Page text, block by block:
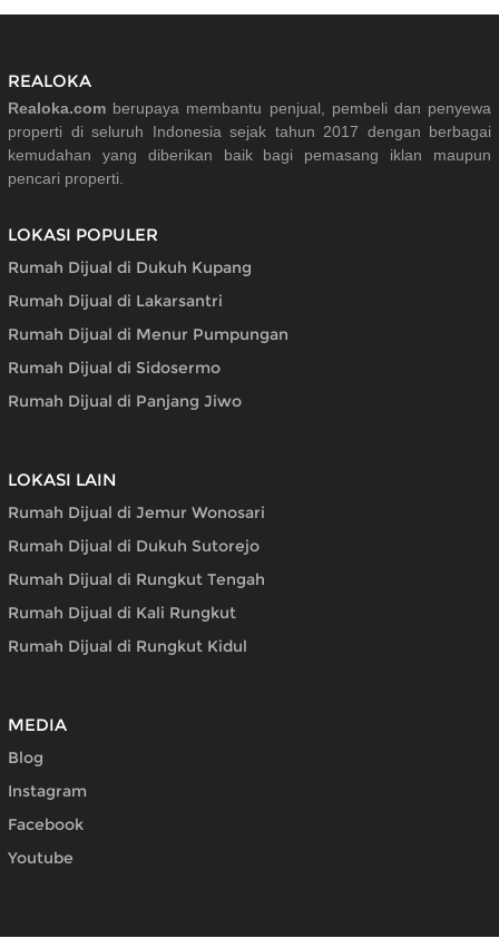
REALOKA
Realoka.com berupaya membantu penjual, pembeli dan penyewa
properti di seluruh Indonesia sejak tahun 2017 dengan berbagai
kemudahan yang diberikan baik bagi pemasang iklan maupun
pencari properti.
LOKASI POPULER
Rumah Dijual di Dukuh Kupang
Rumah Dijual di Lakarsantri
Rumah Dijual di Menur Pumpungan
Rumah Dijual di Sidosermo
Rumah Dijual di Panjang Jiwo
LOKASI LAIN
Rumah Dijual di Jemur Wonosari
Rumah Dijual di Dukuh Sutorejo
Rumah Dijual di Rungkut Tengah
Rumah Dijual di Kali Rungkut
Rumah Dijual di Rungkut Kidul
MEDIA
Blog
Instagram
Facebook
Youtube